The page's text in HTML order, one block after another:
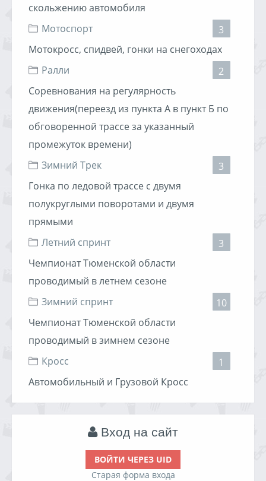
скольжению автомобиля
Мотоспорт
3
Мотокросс, спидвей, гонки на снегоходах
Ралли
2
Соревнования на регулярность
движения(переезд из пункта А в пункт Б по
обговоренной трассе за указанный
промежуток времени)
Зимний Трек
3
Гонка по ледовой трассе с двумя
полукруглыми поворотами и двумя
прямыми
Летний спринт
3
Чемпионат Тюменской области
проводимый в летнем сезоне
Зимний спринт
10
Чемпионат Тюменской области
проводимый в зимнем сезоне
Кросс
1
Автомобильный и Грузовой Кросс
Вход на сайт
ВОЙТИ ЧЕРЕЗ UID
Старая форма входа
1. Мартынов Денис / ВАЗ 21083
2. Худатов Руслан / Тойота Королла / Штурман Худатов
Рашид
3. Хохлов Дмитрий / ВАЗ 2105
Подробные результаты Обсуждение
2. Бодягин Павел / Ford Fiesta / Штурман Мозоль Евгений
3. Викулов Евгений / ВАЗ 2172 / Штурман Серебрянский
Анатолий
Класс "Полный привод"
1. Гецевич Денис / Subaru Legacy / Штурман Чистов
Юрий
2. Балин Дмитрий / Subaru Форестер
3. Рожнов Евгений / Subaru Форестер / Штурман
Сафронов Вадик
Класс "Тюнинг"
1. Проскуряков Василий / Лада Калина / Штурман
Прутьян Надежда
Владислав
3. Прокопьев Сергей / Митсубиши Лансер
Класс "Спорт"
1. Кокорин Алексей / ВАЗ 21083
2. Худатов Руслан / Тойота Королла / Штурман Худатов
3. Табуев Андрей / ВАЗ 2108
Подробные результаты Отчет Обсуждение